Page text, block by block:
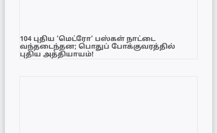
104 புதிய ‘மெட்ரோ’ பஸ்கள் நாட்டை
வந்தடைந்தன; பொதுப் போக்குவரத்தில்
புதிய அத்தியாயம்!